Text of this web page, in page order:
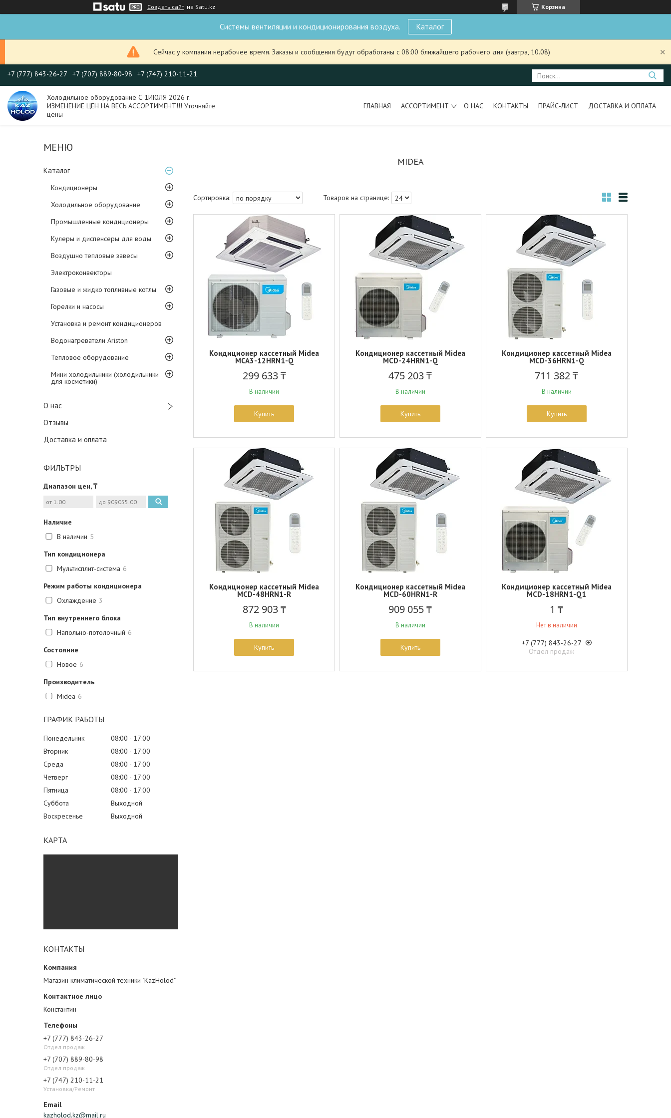
Создать сайт на Satu.kz Корзина
Системы вентиляции и кондиционирования воздуха. Каталог
Сейчас у компании нерабочее время. Заказы и сообщения будут обработаны с 08:00 ближайшего рабочего дня (завтра, 10.08)
+7 (777) 843-26-27 +7 (707) 889-80-98 +7 (747) 210-11-21
Холодильное оборудование С 1ИЮЛЯ 2026 г.
ИЗМЕНЕНИЕ ЦЕН НА ВЕСЬ АССОРТИМЕНТ!!! Уточняйте
цены
ГЛАВНАЯ АССОРТИМЕНТ О НАС КОНТАКТЫ ПРАЙС-ЛИСТ ДОСТАВКА И ОПЛАТА
Каталог
Кондиционеры
Холодильное оборудование
Промышленные кондиционеры
Кулеры и диспенсеры для воды
Воздушно тепловые завесы
Электроконвекторы
Газовые и жидко топливные котлы
Горелки и насосы
Установка и ремонт кондиционеров
Водонагреватели Ariston
Тепловое оборудование
Мини холодильники (холодильники
для косметики)
О нас
Отзывы
Доставка и оплата
ФИЛЬТРЫ
Диапазон цен, ₸
Наличие
В наличии 5
Тип кондиционера
Мультисплит-система 6
Режим работы кондиционера
Охлаждение 3
Тип внутреннего блока
Напольно-потолочный 6
Состояние
Новое 6
Производитель
Midea 6
ГРАФИК РАБОТЫ
Понедельник 08:00
17:00
Вторник
08:00
17:00
Среда
08:00
17:00
Четверг
08:00
17:00
Пятница
08:00
17:00
Суббота
Выходной
Воскресенье
Выходной
КАРТА
КОНТАКТЫ
Магазин климатической техники "KazHolod"
Константин
+7 (777) 843-26-27
Отдел продаж
+7 (707) 889-80-98
Отдел продаж
+7 (747) 210-11-21
Установка/Ремонт
kazholod.kz@mail.ru
MIDEA
Кондиционер кассетный Midea
MCA3-12HRN1-Q
299 633 ₸
В наличии
Купить
Кондиционер кассетный Midea
MCD-24HRN1-Q
475 203 ₸
В наличии
Купить
Кондиционер кассетный Midea
MCD-36HRN1-Q
711 382 ₸
В наличии
Купить
Кондиционер кассетный Midea
MCD-48HRN1-R
872 903 ₸
В наличии
Купить
Кондиционер кассетный Midea
MCD-60HRN1-R
909 055 ₸
В наличии
Купить
Кондиционер кассетный Midea
MCD-18HRN1-Q1
1 ₸
Нет в наличии
+7 (777) 843-26-27
Отдел продаж